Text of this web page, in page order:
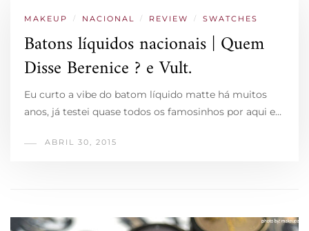
MAKEUP / NACIONAL / REVIEW / SWATCHES
Batons líquidos nacionais | Quem
Disse Berenice ? e Vult.
Eu curto a vibe do batom líquido matte há muitos
anos, já testei quase todos os famosinhos por aqui e…
ABRIL 30, 2015